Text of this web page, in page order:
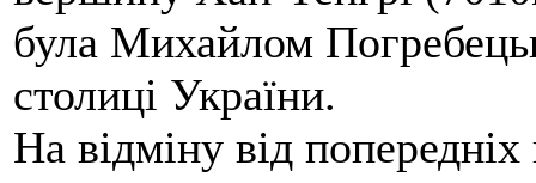
була Михайлом
столиці України.
На відміну від